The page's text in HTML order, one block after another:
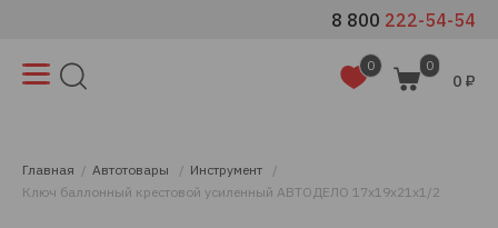
8 800 222-54-54
0 0
0 ₽
Главная Автотовары
Инструмент
Ключ баллонный крестовой усиленный АВТОДЕЛО 17x19x21x1/2